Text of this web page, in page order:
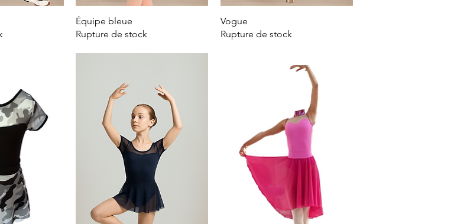
Aperçu rapide
Équipe bleue
Rupture de stock
Vogue
Rupture de stock